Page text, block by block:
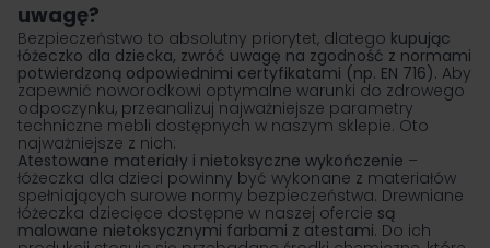
uwagę?
Bezpieczeństwo to absolutny priorytet, dlatego kupując
łóżeczko dla dziecka, zwróć uwagę na zgodność z normami
potwierdzoną odpowiednimi certyfikatami (np. EN 716). Aby
zapewnić noworodkowi optymalne warunki do zdrowego
odpoczynku, przeanalizuj najważniejsze parametry
techniczne mebli dostępnych w naszym sklepie. Oto
najważniejsze z nich:
Atestowane materiały i nietoksyczne wykończenie –
łóżeczka dla dzieci powinny być wykonane z materiałów
spełniających surowe normy bezpieczeństwa. Drewniane
łóżeczka dziecięce dostępne w naszej ofercie są
malowane nietoksycznymi farbami z atestami. Do ich